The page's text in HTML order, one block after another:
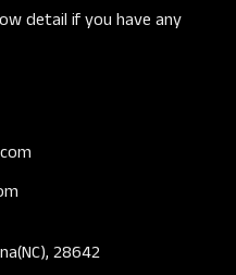
detail if you have any
28642